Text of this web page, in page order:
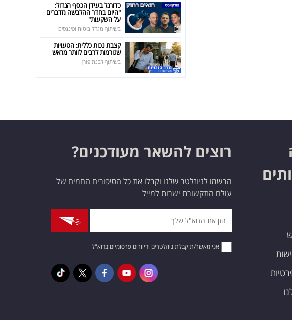
כדורגל בעידן הכסף הגדול:
"היום בחדר ההלבשה מדברים
על השקעות"
בשיתוף מגדל ביטוח ופיננסים
קצבת נכות כללית: הטעויות
שגורמות לרבים לוותר מראש
בשיתוף לבנת פורן
רוצים להשאר מעודכנים?
הרשמו לניוזלטר שלנו וקבלו את כל הסיפורים החמים של
עולם התקשורת ישרות למייל
אני מאשר/ת קבלת ניוזלטרים ודיוורים פרסומיים בדוא"ל